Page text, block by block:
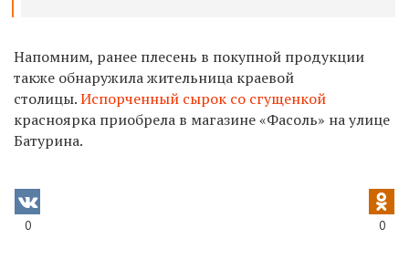
Напомним, ранее плесень в покупной продукции
также обнаружила жительница краевой
столицы.Испорченный сырок со сгущенкой
красноярка приобрела в магазине «Фасоль» на улице
Батурина.
0 0